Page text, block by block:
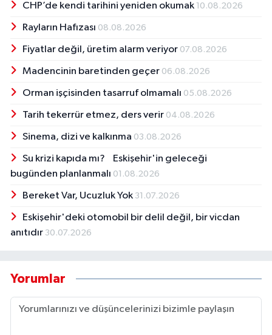
CHP’de kendi tarihini yeniden okumak 10.08.2026
Rayların Hafızası 08.08.2026
Fiyatlar değil, üretim alarm veriyor 07.08.2026
Madencinin baretinden geçer 06.08.2026
Orman işçisinden tasarruf olmamalı 05.08.2026
Tarih tekerrür etmez, ders verir 04.08.2026
Sinema, dizi ve kalkınma 03.08.2026
Su krizi kapıda mı? Eskişehir'in geleceği
bugünden planlanmalı 01.08.2026
Bereket Var, Ucuzluk Yok 31.07.2026
Eskişehir'deki otomobil bir delil değil, bir vicdan
anıtıdır 30.07.2026
Yorumlar